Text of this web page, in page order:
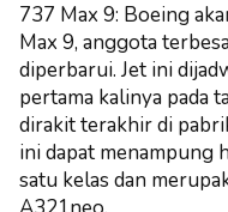
737 Max 9: Boeing
Max 9, anggota
diperbarui. Jet ini
pertama kalinya pada
dirakit terakhir di
ini dapat menampung
satu kelas dan